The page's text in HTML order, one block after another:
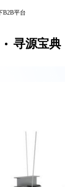
B2B平台
寻源宝典